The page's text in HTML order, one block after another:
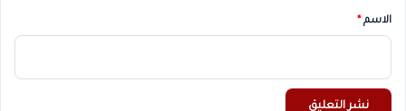
*
الاسم *